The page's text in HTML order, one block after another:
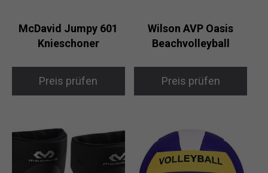
McDavid Jumpy 601
Knieschoner
Preis prüfen
Wilson AVP Oasis
Beachvolleyball
Preis prüfen